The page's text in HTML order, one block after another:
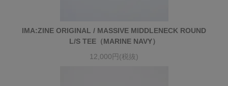
IMA:ZINE ORIGINAL / MASSIVE MIDDLENECK ROUND
L/S TEE（MARINE NAVY）
12,000円(税抜)